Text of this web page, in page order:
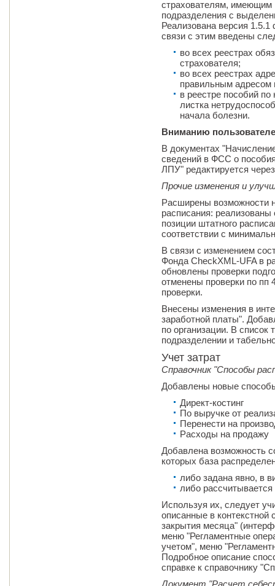
страхователям, имеющим
подразделения с
Реализована версия
связи с этим введены
во всех реестрах
страхователя;
во всех реестрах
правильным адресом
в реестре пособий
листка
начала болезни.
Вниманию
В документах
сведений в ФСС о
ЛПУ" редактируется
Прочие изменения и
Расширены возможности
расписания: реализованы
позиции штатного
соответствии с
В связи с изменением
Фонда CheckXML-UFA в
обновлены проверки
отменены проверки по пп
проверки.
Внесены изменения в
заработной платы".
по организации. В список
подразделении и
Учет затрат
Справочник "Способы
Добавлены новые
Директ-костинг
По выручке от
Перенести на
Расходы на продажу
Добавлена возможность
которых база
либо задана явно, в
либо
Используя их, следует
описанные в контекстной
закрытия месяца"
меню "Регламентные
учетом", меню
Подробное описание
справке к справочнику
Документ "Расчет